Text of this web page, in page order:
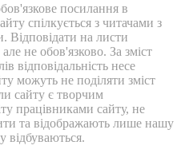
посилання в
спілкується з читачами з
Відповідати на листи
не обов'язково. За зміст
відповідальність несе
можуть не поділяти зміст
сайту є творчим
працівниками сайту, не
та відображають лише нашу
відбуваються.